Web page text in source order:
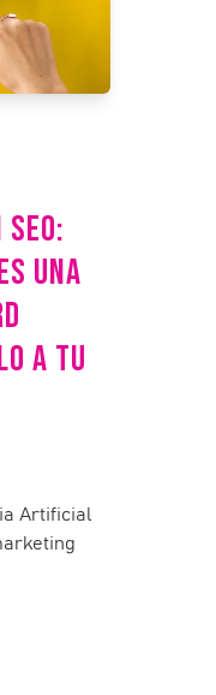
UNA
A TU
Artificial